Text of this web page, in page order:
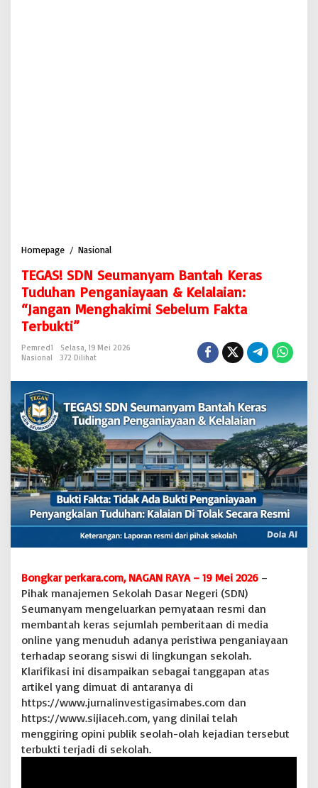
Homepage / Nasional
G
A
S
!
N
m
a
n
y
a
m
B
a
n
t
a
r
a
s
d
u
h
a
n
P
e
n
g
a
TEGAS! SDN Seumanyam Bantah Keras
Tuduhan Penganiayaan & Kelalaian:
“Jangan Menghakimi Sebelum Fakta
Terbukti”
Pemred1
Selasa, 19 Mei 2026
Nasional
372 Dilihat
Bongkar perkara.com, NAGAN RAYA – 19 Mei 2026 –
Pihak manajemen Sekolah Dasar Negeri (SDN)
Seumanyam mengeluarkan pernyataan resmi dan
membantah keras sejumlah pemberitaan di media
online yang menuduh adanya peristiwa penganiayaan
terhadap seorang siswi di lingkungan sekolah.
Klarifikasi ini disampaikan sebagai tanggapan atas
artikel yang dimuat di antaranya di
https://www.jurnalinvestigasimabes.com dan
https://www.sijiaceh.com, yang dinilai telah
menggiring opini publik seolah-olah kejadian tersebut
terbukti terjadi di sekolah.